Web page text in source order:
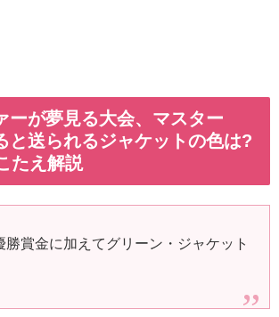
ーが夢見る大会、マスター
と送られるジャケットの色は?
たえ解説
賞金に加えてグリーン・ジャケット